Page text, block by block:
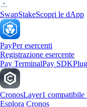
SwapStakeScopri le dApp
PayPer esercenti
Registrazione esercente
Pay TerminalPay SDK
CronosLayer1
Esplora Cronos